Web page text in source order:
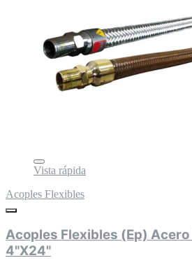
Vista rápida
Acoples Flexibles
Acoples Flexibles (Ep)
4"X24"